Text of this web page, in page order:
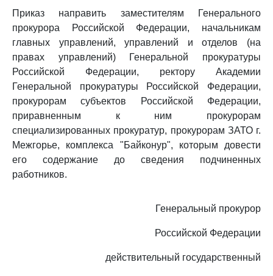
Приказ направить заместителям Генерального
прокурора Российской Федерации, начальникам
главных управлений, управлений и отделов (на
правах управлений) Генеральной прокуратуры
Российской Федерации, ректору Академии
Генеральной прокуратуры Российской Федерации,
прокурорам субъектов Российской Федерации,
приравненным к ним прокурорам
специализированных прокуратур, прокурорам ЗАТО г.
Межгорье, комплекса "Байконур", которым довести
его содержание до сведения подчиненных
работников.
Генеральный прокурор
Российской Федерации
действительный государственный